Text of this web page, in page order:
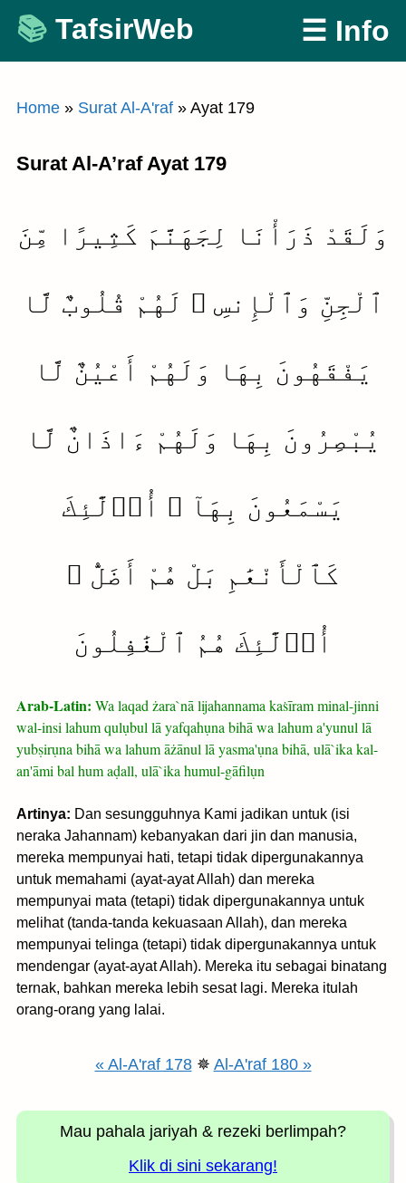
Skip
content
TafsirWeb ☰ Info
Home » Surat Al-A'raf » Ayat 179
Surat Al-A’raf Ayat 179
وَلَقَدْ ذَرَأْنَا لِجَهَنَّمَ كَثِيرًا مِّنَ
ٱلْجِنِّ وَٱلْإِنسِ ۖ لَهُمْ قُلُوبٌ لَّا
يَفْقَهُونَ بِهَا وَلَهُمْ أَعْيُنٌ لَّا
يُبْصِرُونَ بِهَا وَلَهُمْ ءَاذَانٌ لَّا
يَسْمَعُونَ بِهَآ ۚ أُو۟لَٰٓئِكَ
كَٱلْأَنْعَٰمِ بَلْ هُمْ أَضَلُّ ۚ
أُو۟لَٰٓئِكَ هُمُ ٱلْغَٰفِلُونَ
Arab-Latin: Wa laqad żara`nā lijahannama kaṡīram minal-jinni
wal-insi lahum qulụbul lā yafqahụna bihā wa lahum a'yunul lā
yubṣirụna bihā wa lahum āżānul lā yasma'ụna bihā, ulā`ika kal-
an'āmi bal hum aḍall, ulā`ika humul-gāfilụn
Artinya: Dan sesungguhnya Kami jadikan untuk (isi
neraka Jahannam) kebanyakan dari jin dan manusia,
mereka mempunyai hati, tetapi tidak dipergunakannya
untuk memahami (ayat-ayat Allah) dan mereka
mempunyai mata (tetapi) tidak dipergunakannya untuk
melihat (tanda-tanda kekuasaan Allah), dan mereka
mempunyai telinga (tetapi) tidak dipergunakannya untuk
mendengar (ayat-ayat Allah). Mereka itu sebagai binatang
ternak, bahkan mereka lebih sesat lagi. Mereka itulah
orang-orang yang lalai.
« Al-A'raf 178✵ Al-A'raf 180 »
Mau pahala jariyah & rezeki berlimpah?
Klik di sini sekarang!